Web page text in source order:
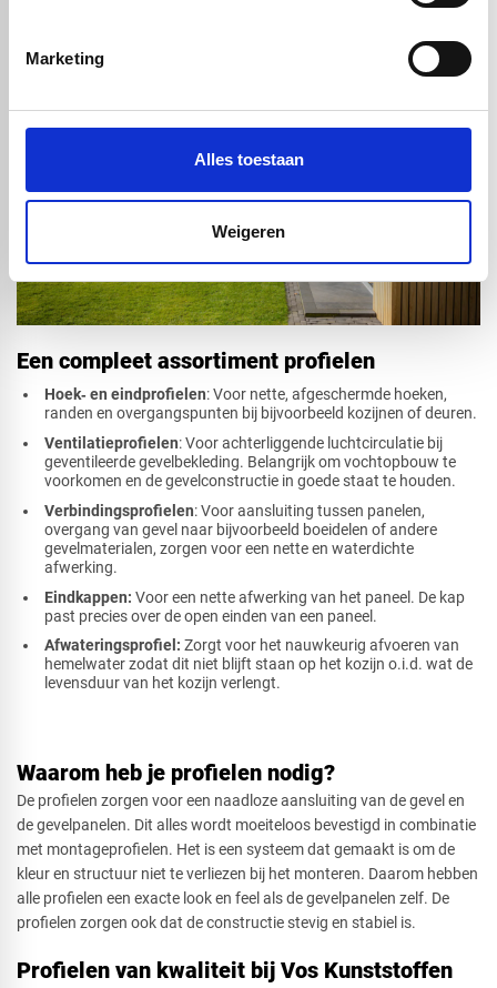
Marketing
Alles toestaan
Weigeren
Een compleet assortiment profielen
Hoek‑ en eindprofielen: Voor nette, afgeschermde hoeken,
randen en overgangspunten bij bijvoorbeeld kozijnen of deuren.
Ventilatieprofielen: Voor achterliggende luchtcirculatie bij
geventileerde gevelbekleding. Belangrijk om vochtopbouw te
voorkomen en de gevelconstructie in goede staat te houden.
Verbindingsprofielen: Voor aansluiting tussen panelen,
overgang van gevel naar bijvoorbeeld boeidelen of andere
gevelmaterialen, zorgen voor een nette en waterdichte
afwerking.
Eindkappen: Voor een nette afwerking van het paneel. De kap
past precies over de open einden van een paneel.
Afwateringsprofiel: Zorgt voor het nauwkeurig afvoeren van
hemelwater zodat dit niet blijft staan op het kozijn o.i.d. wat de
levensduur van het kozijn verlengt.
Waarom heb je profielen nodig?
De profielen zorgen voor een naadloze aansluiting van de gevel en
de gevelpanelen. Dit alles wordt moeiteloos bevestigd in combinatie
met montageprofielen. Het is een systeem dat gemaakt is om de
kleur en structuur niet te verliezen bij het monteren. Daarom hebben
alle profielen een exacte look en feel als de gevelpanelen zelf. De
profielen zorgen ook dat de constructie stevig en stabiel is.
Profielen van kwaliteit bij Vos Kunststoffen